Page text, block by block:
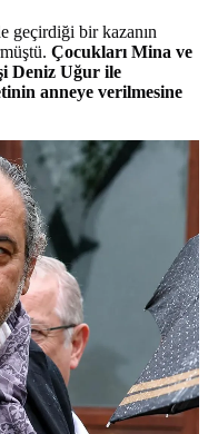
geçirdiği bir kazanın
Çocukları Mina ve
Deniz Uğur ile
anneye verilmesine